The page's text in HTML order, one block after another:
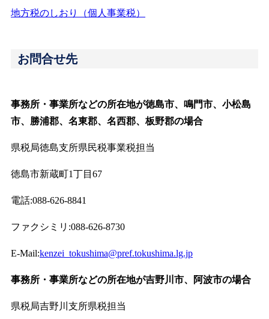
地方税のしおり（個人事業税）
お問合せ先
事務所・事業所などの所在地が徳島市、鳴門市、小松島
市、勝浦郡、名東郡、名西郡、板野郡の場合
県税局徳島支所県民税事業税担当
徳島市新蔵町1丁目67
電話:088-626-8841
ファクシミリ:088-626-8730
E-Mail:kenzei_tokushima@pref.tokushima.lg.jp
事務所・事業所などの所在地が吉野川市、阿波市の場合
県税局吉野川支所県税担当